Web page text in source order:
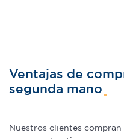
Ventajas de
segunda mano
Nuestros clientes